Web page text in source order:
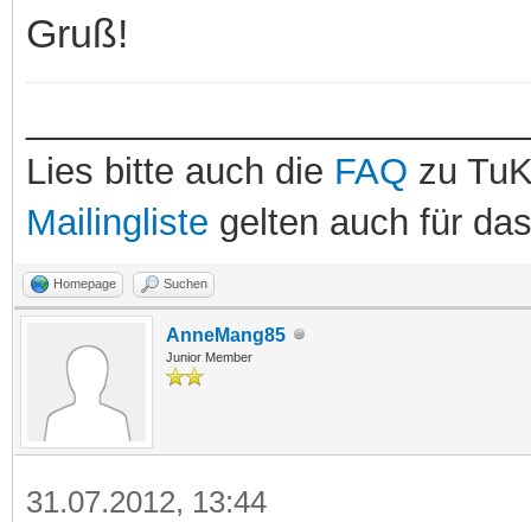
Gruß!
Lies bitte auch die FAQ zu
Mailingliste gelten auch für
Homepage Suchen
AnneMang85
Junior Member
31.07.2012, 13:44